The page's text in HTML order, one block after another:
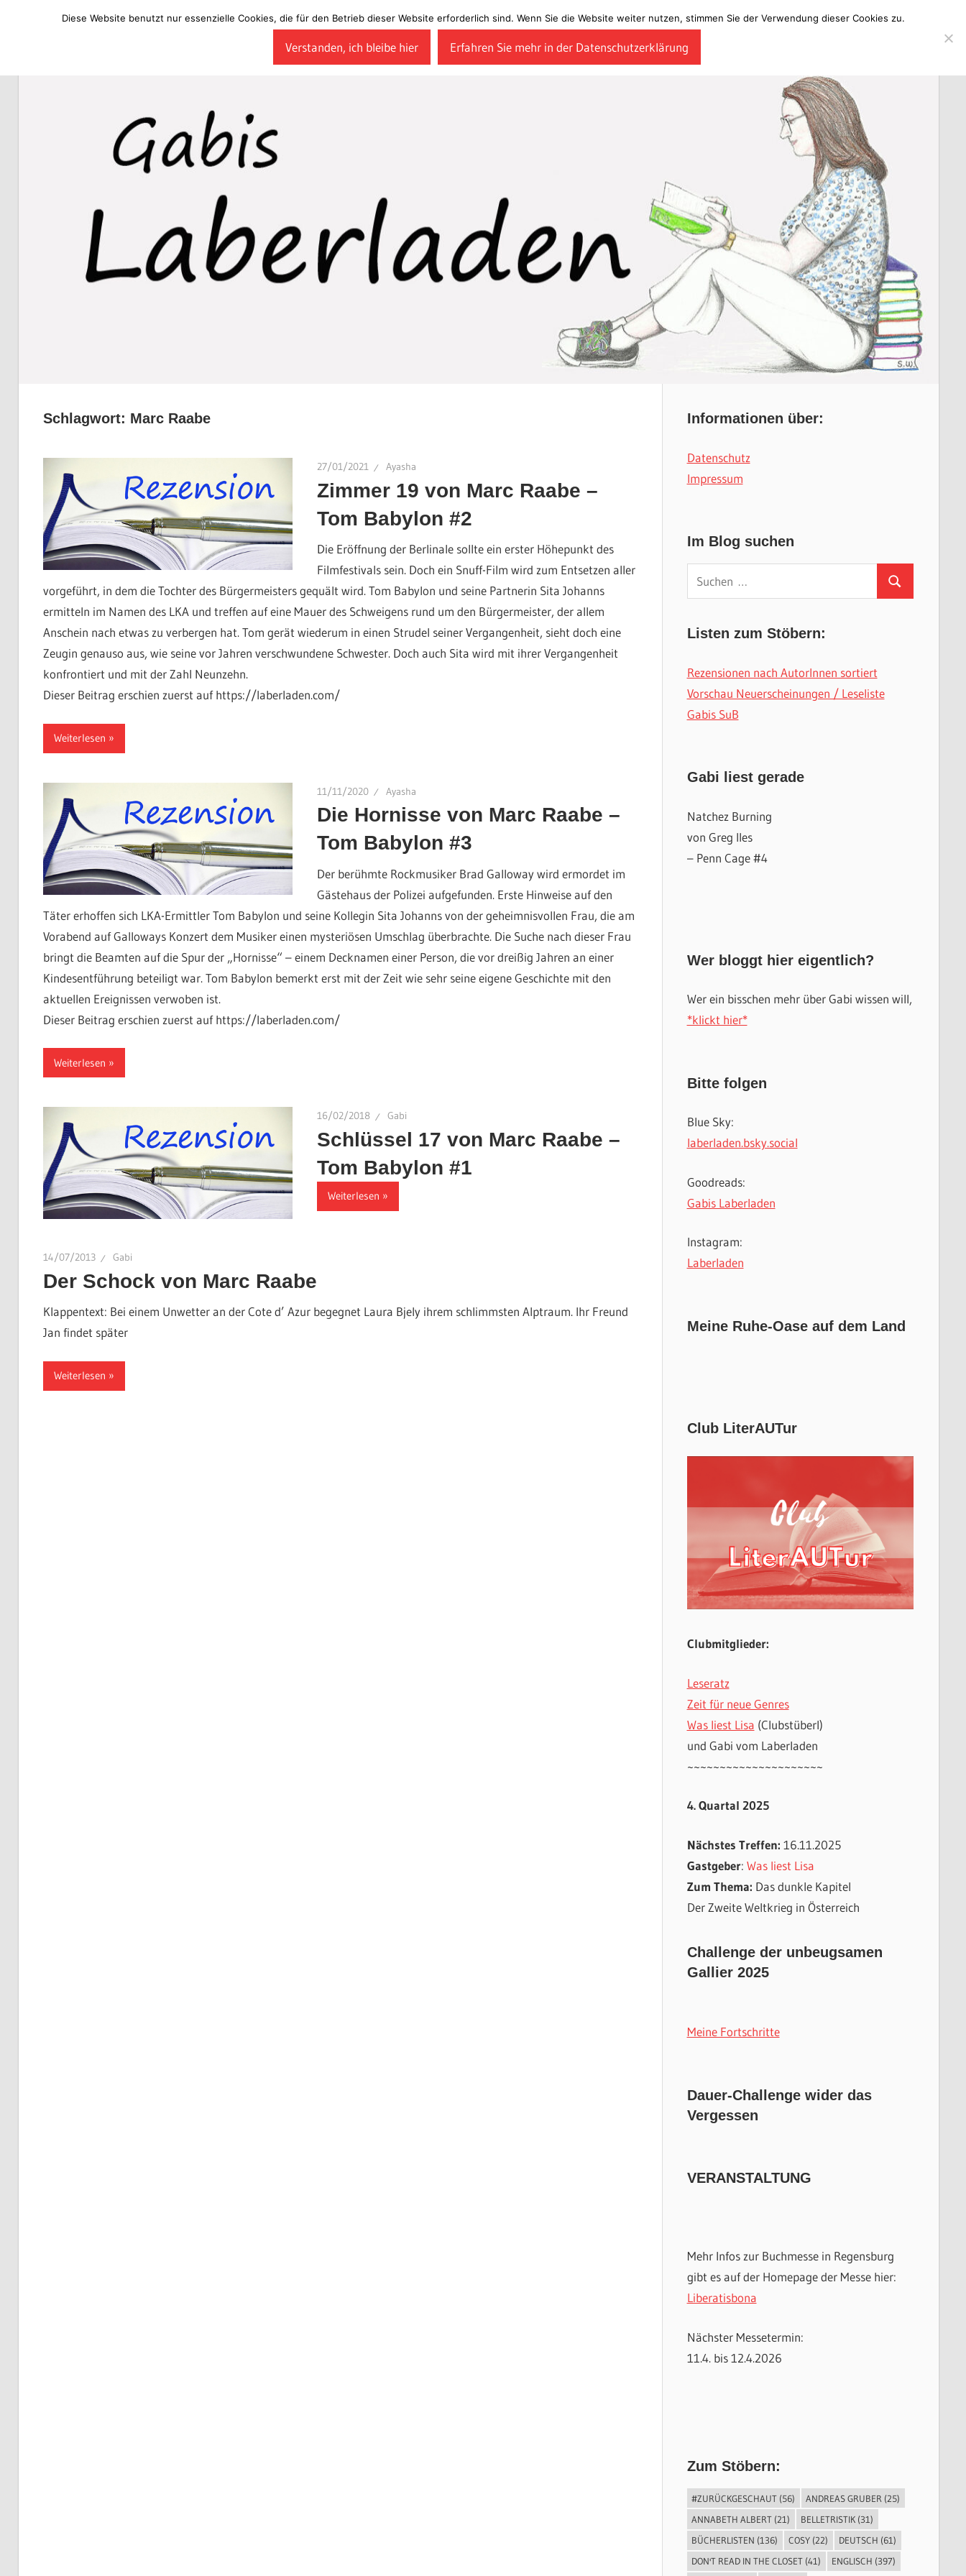
Schlagwort: Marc Raabe
27/01/2021 Ayasha
Zimmer 19 von Marc Raabe –
Tom Babylon #2
Die Eröffnung der Berlinale sollte ein erster Höhepunkt des
Filmfestivals sein. Doch ein Snuff-Film wird zum Entsetzen aller
vorgeführt, in dem die Tochter des Bürgermeisters gequält wird. Tom Babylon und seine Partnerin Sita Johanns
ermitteln im Namen des LKA und treffen auf eine Mauer des Schweigens rund um den Bürgermeister, der allem
Anschein nach etwas zu verbergen hat. Tom gerät wiederum in einen Strudel seiner Vergangenheit, sieht doch eine
Zeugin genauso aus, wie seine vor Jahren verschwundene Schwester. Doch auch Sita wird mit ihrer Vergangenheit
konfrontiert und mit der Zahl Neunzehn.
Dieser Beitrag erschien zuerst auf https://laberladen.com/
Weiterlesen
11/11/2020 Ayasha
Die Hornisse von Marc Raabe –
Tom Babylon #3
Der berühmte Rockmusiker Brad Galloway wird ermordet im
Gästehaus der Polizei aufgefunden. Erste Hinweise auf den
Täter erhoffen sich LKA-Ermittler Tom Babylon und seine Kollegin Sita Johanns von der geheimnisvollen Frau, die am
Vorabend auf Galloways Konzert dem Musiker einen mysteriösen Umschlag überbrachte. Die Suche nach dieser Frau
bringt die Beamten auf die Spur der „Hornisse“ – einem Decknamen einer Person, die vor dreißig Jahren an einer
Kindesentführung beteiligt war. Tom Babylon bemerkt erst mit der Zeit wie sehr seine eigene Geschichte mit den
aktuellen Ereignissen verwoben ist.
Dieser Beitrag erschien zuerst auf https://laberladen.com/
Weiterlesen
16/02/2018 Gabi
Schlüssel 17 von Marc Raabe –
Tom Babylon #1
Weiterlesen
14/07/2013 Gabi
Der Schock von Marc Raabe
Klappentext: Bei einem Unwetter an der Cote d’ Azur begegnet Laura Bjely ihrem schlimmsten Alptraum. Ihr Freund
Jan findet später
Weiterlesen
Informationen über:
Datenschutz
Impressum
Im Blog suchen
Suchen
nach:
Suchen
Listen zum Stöbern:
Rezensionen nach AutorInnen sortiert
Vorschau Neuerscheinungen / Leseliste
Gabis SuB
Gabi liest gerade
Natchez Burning
von Greg Iles
– Penn Cage #4
Wer bloggt hier eigentlich?
Wer ein bisschen mehr über Gabi wissen will,
*klickt hier*
Bitte folgen
Blue Sky:
laberladen.bsky.social
Goodreads:
Gabis Laberladen
Instagram:
Laberladen
Meine Ruhe-Oase auf dem Land
Club LiterAUTur
Clubmitglieder:
Leseratz
Zeit für neue Genres
Was liest Lisa (Clubstüberl)
und Gabi vom Laberladen
~~~~~~~~~~~~~~~~~~~~~
4. Quartal 2025
Nächstes Treffen: 16.11.2025
Gastgeber: Was liest Lisa
Zum Thema: Das dunkle Kapitel
Der Zweite Weltkrieg in Österreich
Challenge der unbeugsamen
Gallier 2025
Meine Fortschritte
Dauer-Challenge wider das
Vergessen
VERANSTALTUNG
Mehr Infos zur Buchmesse in Regensburg
gibt es auf der Homepage der Messe hier:
Liberatisbona
Nächster Messetermin:
11.4. bis 12.4.2026
Zum Stöbern:
#ZURÜCKGESCHAUT (56) ANDREAS GRUBER (25)
ANNABETH ALBERT (21) BELLETRISTIK (31)
BÜCHERLISTEN (136) COSY (22) DEUTSCH (61)
DON'T READ IN THE CLOSET (41) ENGLISCH (397)
Diese Website benutzt nur essenzielle Cookies, die für den Betrieb dieser Website erforderlich sind. Wenn Sie die Website weiter nutzen, stimmen Sie der Verwendung dieser Cookies zu.
Verstanden, ich bleibe hier Erfahren Sie mehr in der Datenschutzerklärung